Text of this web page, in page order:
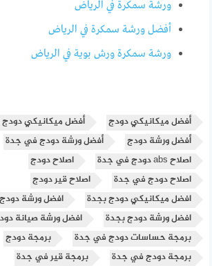
ورشة سمكرة في الرياض
أفضل ورشة سمكرة في الرياض
ورشة سمكرة ورش بوية في الرياض
أفضل ميكانيكي دودج
أفضل ميكانيكي
أفضل ورشة دودج
أفضل ورشة دودج في جدة
اصلاح abs دودج في جدة
اصلاح دودج
اصلاح دودج في جدة
اصلاح قير دودج
افضل ميكانيكي دودج بجدة
افضل ورشة دودج
افضل ورشة دودج بجدة
افضل ورشة صيانة
برمجة حساسات دودج في جدة
برمجة دودج
برمجة دودج في جدة
برمجة قير في جدة